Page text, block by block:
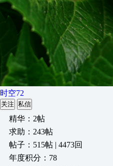
时空72
关注 私信
精华：2帖
求助：243帖
帖子：515帖 | 4473回
年度积分：78